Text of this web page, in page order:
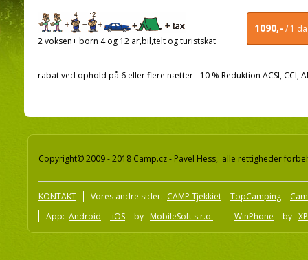
1090,- / 1
2 voksen+ born 4 og 12 ar,bil,telt og turistskat
rabat ved ophold på 6 eller flere nætter - 10 % Reduktion ACSI, CCI,
Copyright© 2009 - 2018 Camp.cz - Pavel Hess, alle rettigheder
KONTAKT Vores andre sider: CAMP Tjekkiet TopCamping
App: Android iOS by MobileSoft s.r.o WinPhone by